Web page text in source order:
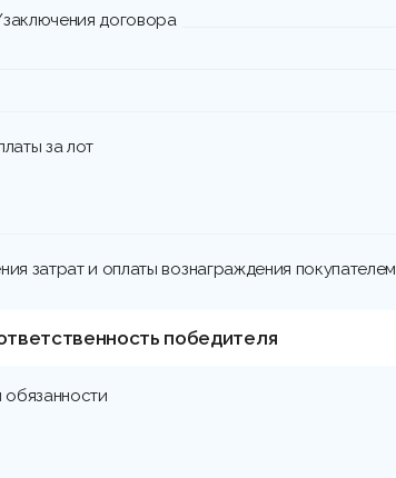
договора
за лот
затрат и оплаты вознаграждения покупателем
победителя
обязанности